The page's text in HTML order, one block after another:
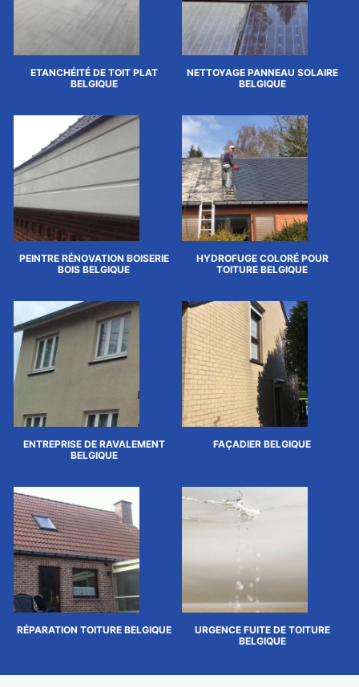
ETANCHÉITÉ DE TOIT PLAT
BELGIQUE
NETTOYAGE PANNEAU SOLAIRE
BELGIQUE
PEINTRE RÉNOVATION BOISERIE
BOIS BELGIQUE
HYDROFUGE COLORÉ POUR
TOITURE BELGIQUE
ENTREPRISE DE RAVALEMENT
BELGIQUE
FAÇADIER BELGIQUE
RÉPARATION TOITURE BELGIQUE
URGENCE FUITE DE TOITURE
BELGIQUE